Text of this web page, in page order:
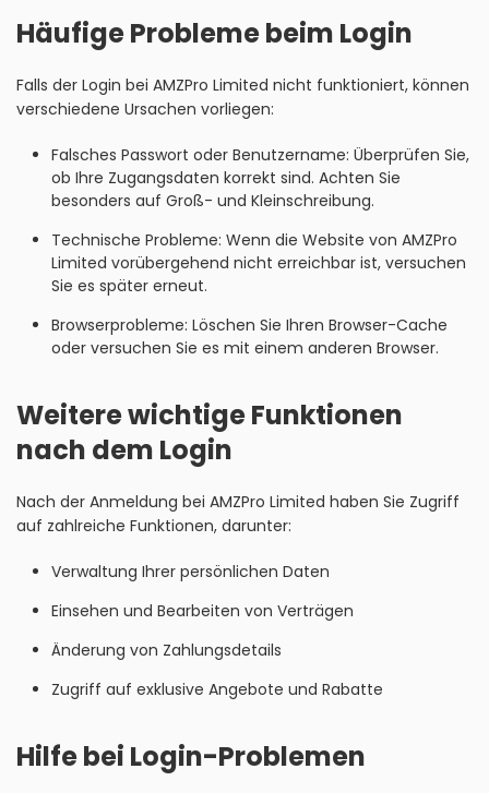
Häufige Probleme beim Login
Falls der Login bei AMZPro Limited nicht funktioniert, können
verschiedene Ursachen vorliegen:
Falsches Passwort oder Benutzername: Überprüfen Sie,
ob Ihre Zugangsdaten korrekt sind. Achten Sie
besonders auf Groß- und Kleinschreibung.
Technische Probleme: Wenn die Website von AMZPro
Limited vorübergehend nicht erreichbar ist, versuchen
Sie es später erneut.
Browserprobleme: Löschen Sie Ihren Browser-Cache
oder versuchen Sie es mit einem anderen Browser.
Weitere wichtige Funktionen
nach dem Login
Nach der Anmeldung bei AMZPro Limited haben Sie Zugriff
auf zahlreiche Funktionen, darunter:
Verwaltung Ihrer persönlichen Daten
Einsehen und Bearbeiten von Verträgen
Änderung von Zahlungsdetails
Zugriff auf exklusive Angebote und Rabatte
Hilfe bei Login-Problemen